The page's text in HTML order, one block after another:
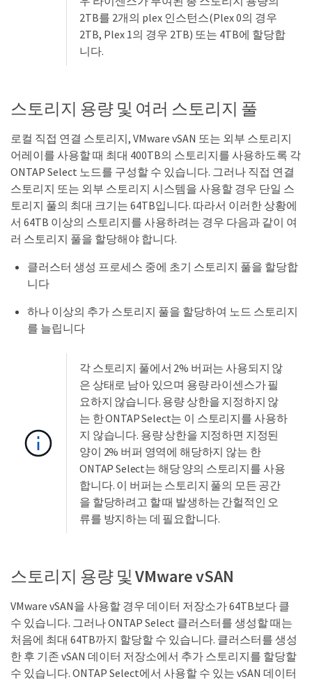
2TB를 2개의 plex 인스턴스(Plex 0의 경우
2TB, Plex 1의 경우 2TB) 또는 4TB에 할당합
니다.
스토리지 용량 및 여러 스토리지 풀
로컬 직접 연결 스토리지, VMware vSAN 또는 외부 스토리지
어레이를 사용할 때 최대 400TB의 스토리지를 사용하도록 각
ONTAP Select 노드를 구성할 수 있습니다. 그러나 직접 연결
스토리지 또는 외부 스토리지 시스템을 사용할 경우 단일 스
토리지 풀의 최대 크기는 64TB입니다. 따라서 이러한 상황에
서 64TB 이상의 스토리지를 사용하려는 경우 다음과 같이 여
러 스토리지 풀을 할당해야 합니다.
클러스터 생성 프로세스 중에 초기 스토리지 풀을 할당합
니다
하나 이상의 추가 스토리지 풀을 할당하여 노드 스토리지
를 늘립니다
각 스토리지 풀에서 2% 버퍼는 사용되지 않
은 상태로 남아 있으며 용량 라이센스가 필
요하지 않습니다. 용량 상한을 지정하지 않
는 한 ONTAP Select는 이 스토리지를 사용하
지 않습니다. 용량 상한을 지정하면 지정된
양이 2% 버퍼 영역에 해당하지 않는 한
ONTAP Select는 해당 양의 스토리지를 사용
합니다. 이 버퍼는 스토리지 풀의 모든 공간
을 할당하려고 할 때 발생하는 간헐적인 오
류를 방지하는 데 필요합니다.
스토리지 용량 및 VMware vSAN
VMware vSAN을 사용할 경우 데이터 저장소가 64TB보다 클
수 있습니다. 그러나 ONTAP Select 클러스터를 생성할 때는
처음에 최대 64TB까지 할당할 수 있습니다. 클러스터를 생성
한 후 기존 vSAN 데이터 저장소에서 추가 스토리지를 할당할
수 있습니다. ONTAP Select에서 사용할 수 있는 vSAN 데이터